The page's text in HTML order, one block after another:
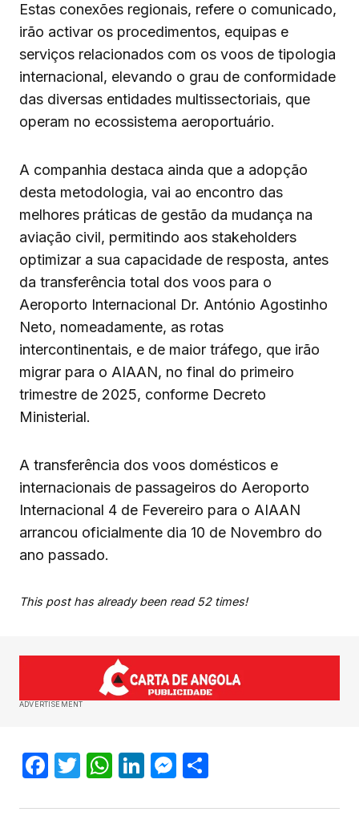
Estas conexões regionais, refere o comunicado,
irão activar os procedimentos, equipas e
serviços relacionados com os voos de tipologia
internacional, elevando o grau de conformidade
das diversas entidades multissectoriais, que
operam no ecossistema aeroportuário.
A companhia destaca ainda que a adopção
desta metodologia, vai ao encontro das
melhores práticas de gestão da mudança na
aviação civil, permitindo aos stakeholders
optimizar a sua capacidade de resposta, antes
da transferência total dos voos para o
Aeroporto Internacional Dr. António Agostinho
Neto, nomeadamente, as rotas
intercontinentais, e de maior tráfego, que irão
migrar para o AIAAN, no final do primeiro
trimestre de 2025, conforme Decreto
Ministerial.
A transferência dos voos domésticos e
internacionais de passageiros do Aeroporto
Internacional 4 de Fevereiro para o AIAAN
arrancou oficialmente dia 10 de Novembro do
ano passado.
This post has already been read 52 times!
ADVERTISEMENT
Facebook
Twitter
WhatsApp
LinkedIn
Messenger